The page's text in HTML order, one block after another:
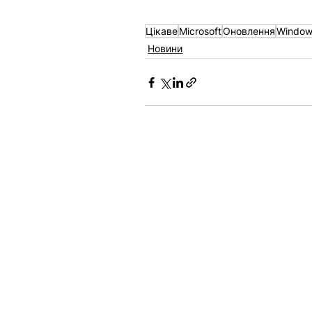
ЦікавеMicrosoftОновлення
Новини